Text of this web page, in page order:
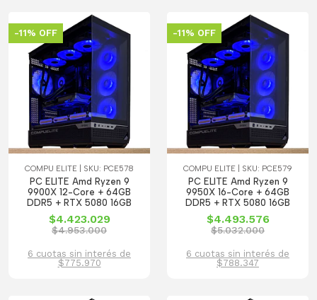
-11% OFF
COMPU ELITE | SKU: PCE578
PC ELITE Amd Ryzen 9
9900X 12-Core + 64GB
DDR5 + RTX 5080 16GB
$4.423.029
$4.953.000
6 cuotas sin interés de
$775.970
-11% OFF
COMPU ELITE | SKU: PCE579
PC ELITE Amd Ryzen 9
9950X 16-Core + 64GB
DDR5 + RTX 5080 16GB
$4.493.576
$5.032.000
6 cuotas sin interés de
$788.347